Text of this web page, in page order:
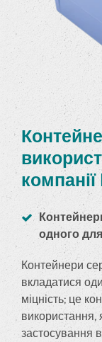
компанії
одного для
Контейнери
вкладатися
міцність; це
використання,
застосування